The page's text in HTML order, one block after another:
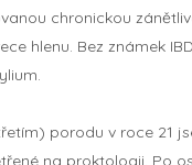
chronickou
hlenu. Bez známek
porodu v roce 21
na proktologii. Po